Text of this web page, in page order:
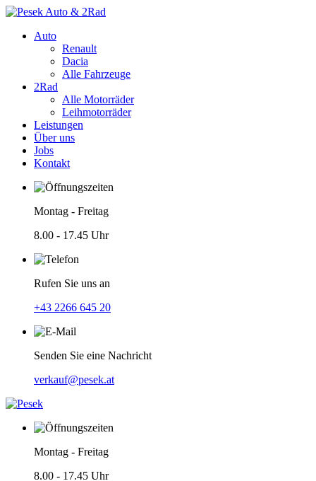
Auto
Renault
Dacia
Alle Fahrzeuge
2Rad
Alle Motorräder
Leihmotorräder
Leistungen
Über uns
Jobs
Kontakt
Montag - Freitag
8.00 - 17.45 Uhr
Rufen Sie uns an
+43 2266 645 20
Senden Sie eine Nachricht
verkauf@pesek.at
Montag - Freitag
8.00 - 17.45 Uhr